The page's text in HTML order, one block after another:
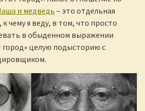
и медведь– это отдельная
чему я веду, в том, что просто
в обыденном выражении
город» целую подысторию с